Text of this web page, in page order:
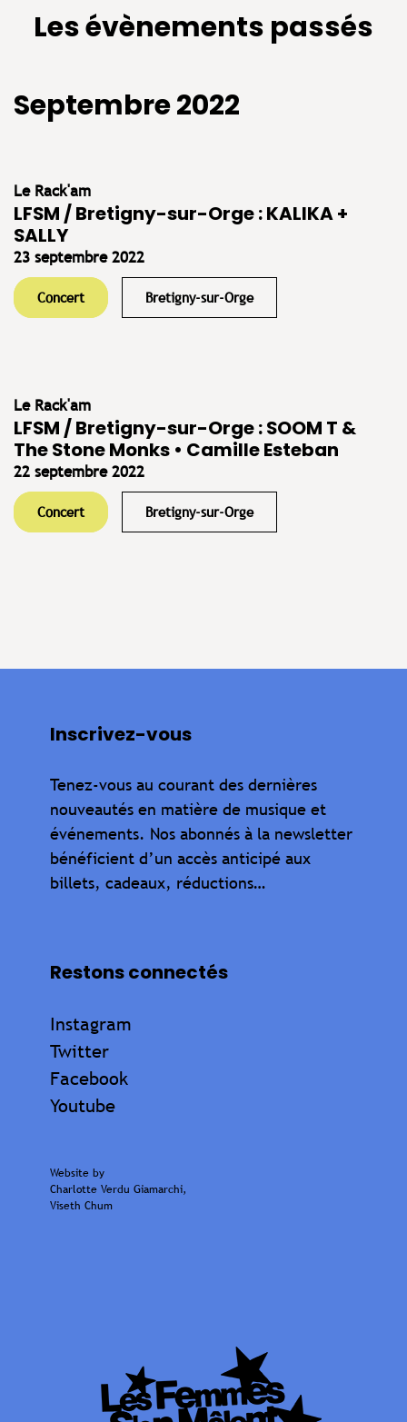
Les évènements passés
Septembre 2022
Le Rack'am
LFSM / Bretigny-sur-Orge : KALIKA +
SALLY
23 septembre 2022
Concert Bretigny-sur-Orge
Le Rack'am
LFSM / Bretigny-sur-Orge : SOOM T &
The Stone Monks • Camille Esteban
22 septembre 2022
Concert Bretigny-sur-Orge
Inscrivez-vous
Tenez-vous au courant des dernières
nouveautés en matière de musique et
événements. Nos abonnés à la newsletter
bénéficient d’un accès anticipé aux
billets, cadeaux, réductions…
Restons connectés
Instagram
Twitter
Facebook
Youtube
Website by
Charlotte Verdu Giamarchi,
Viseth Chum